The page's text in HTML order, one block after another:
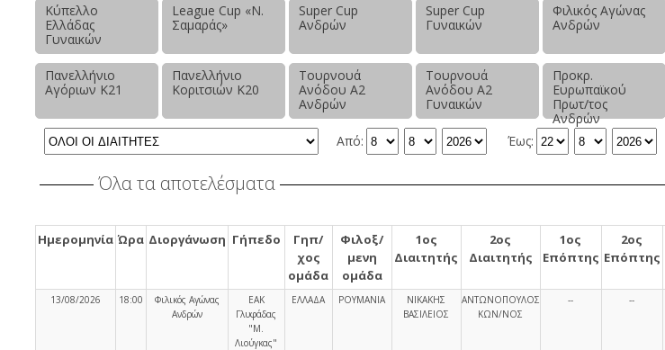
Κύπελλο
Ελλάδας
Γυναικών
League Cup «Ν.
Σαμαράς»
Super Cup
Ανδρών
Super Cup
Γυναικών
Φιλικός Αγώνας
Ανδρών
Πανελλήνιο
Αγόριων Κ21
Πανελλήνιο
Κοριτσιών Κ20
Τουρνουά
Ανόδου Α2
Ανδρών
Τουρνουά
Ανόδου Α2
Γυναικών
Προκρ.
Ευρωπαϊκού
Πρωτ/τος
Ανδρών
Από: Έως:
Όλα τα αποτελέσματα
Ημερομηνία Ώρα Διοργάνωση Γήπεδο
Γηπ/
χος
ομάδα
Φιλοξ/
μενη
ομάδα
1ος
Διαιτητής
2ος
Διαιτητής
1ος
Επόπτης
2ος
Επόπτης
13/08/2026 18:00
Φιλικός Αγώνας
Ανδρών
ΕΑΚ
Γλυφάδας
"Μ.
Λιούγκας"
ΕΛΛΑΔΑ ΡΟΥΜΑΝΙΑ
ΝΙΚΑΚΗΣ
ΒΑΣΙΛΕΙΟΣ
ΑΝΤΩΝΟΠΟΥΛΟΣ
ΚΩΝ/ΝΟΣ
-- --